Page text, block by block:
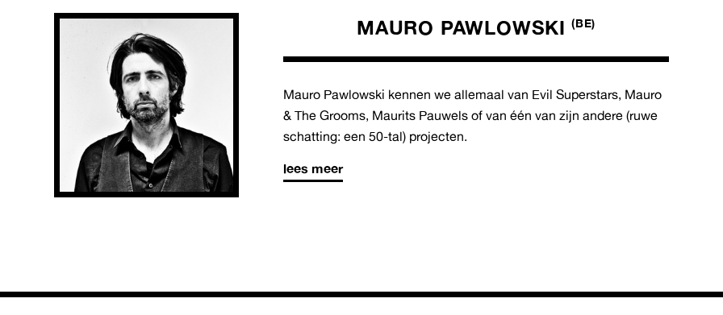
MAURO PAWLOWSKI (BE)
Mauro Pawlowski kennen we allemaal van Evil Superstars, Mauro
& The Grooms, Maurits Pauwels of van één van zijn andere (ruwe
schatting: een 50-tal) projecten.
lees meer